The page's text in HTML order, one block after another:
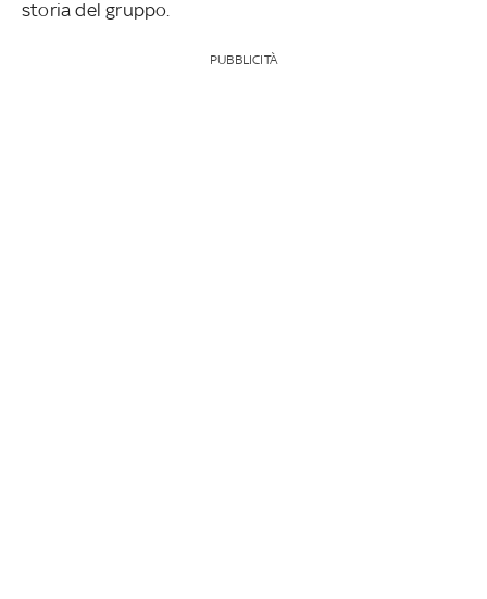
storia del gruppo.
PUBBLICITÀ